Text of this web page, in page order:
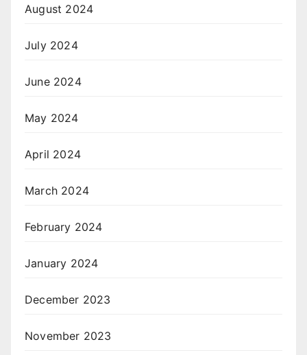
August 2024
July 2024
June 2024
May 2024
April 2024
March 2024
February 2024
January 2024
December 2023
November 2023